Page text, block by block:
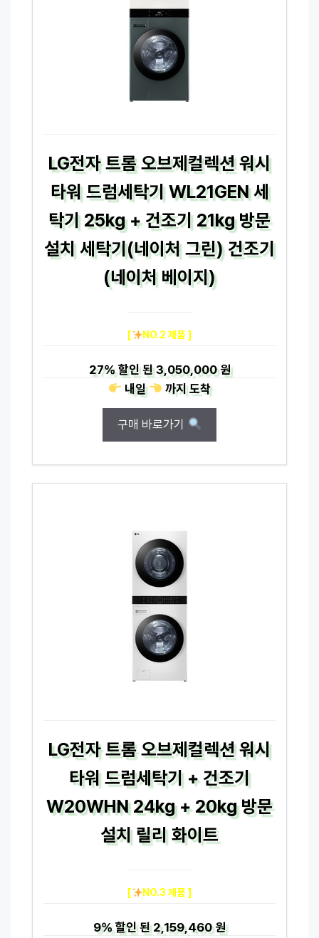
LG전자 트롬 오브제컬렉션 워시
타워 드럼세탁기 WL21GEN 세
탁기 25kg + 건조기 21kg 방문
설치 세탁기(네이처 그린) 건조기
(네이처 베이지)
[ NO.2 제품 ]
27%할인 된3,050,000 원
내일
까지도착
구매 바로가기
LG전자 트롬 오브제컬렉션 워시
타워 드럼세탁기 + 건조기
W20WHN 24kg + 20kg 방문
설치 릴리 화이트
[ NO.3 제품 ]
9%할인 된2,159,460 원